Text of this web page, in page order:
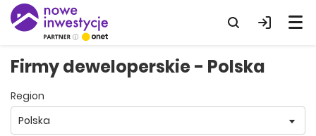
Firmy deweloperskie - Polska
region